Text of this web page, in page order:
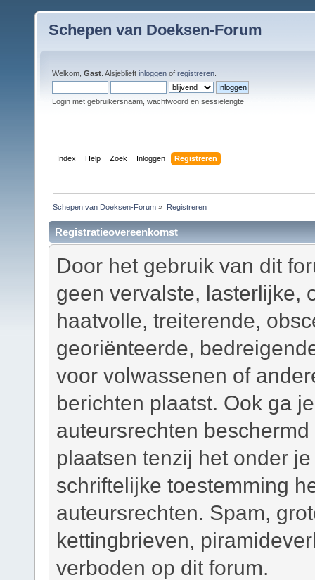
Schepen van Doeksen-Forum
Welkom, Gast . Alsjeblieft inloggen of registreren
Login met gebruikersnaam, wachtwoord en sessielengte
Index Help Zoek Inloggen Registreren
Schepen van Doeksen-Forum » Registreren
Registratieovereenkomst
Door het gebruik van dit
geen vervalste, lasterlijke,
haatvolle, treiterende,
georiënteerde,
voor volwassenen of
berichten plaatst. Ook ga
auteursrechten
plaatsen tenzij het onder
schriftelijke toestemming
auteursrechten. Spam,
kettingbrieven,
verboden op dit forum.